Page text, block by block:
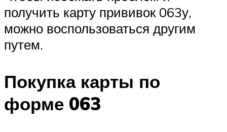
получить карту прививок 063у,
можно воспользоваться другим
путем.
Покупка карты по
форме 063